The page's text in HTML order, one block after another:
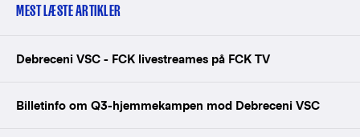
MEST LÆSTE ARTIKLER
Debreceni VSC - FCK livestreames på FCK TV
Billetinfo om Q3-hjemmekampen mod Debreceni VSC